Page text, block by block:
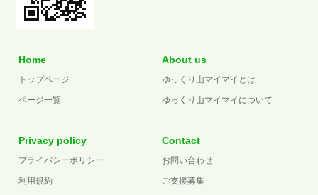
Home
トップページ
ページ一覧
About us
ゆっくり山マイマイとは
ゆっくり山マイマイについて
Privacy policy
プライバシーポリシー
利用規約
Contact
お問い合わせ
ご支援募集